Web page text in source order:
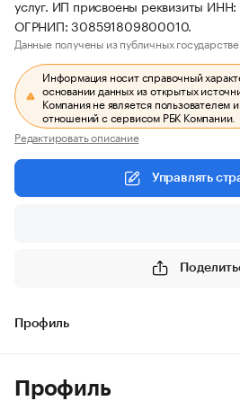
услуг. ИП присвоены реквизиты
ОГРНИП: 308591809800010.
Данные получены из публичных
Информация носит справочный
основании данных из открытых
Компания не является пользователем
отношений с сервисом РБК Компании.
Редактировать описание
Управлять
Профиль
Профиль